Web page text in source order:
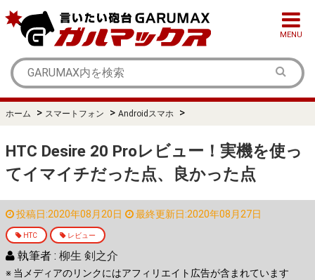
MENU
ホーム > スマートフォン > Androidスマホ >
HTC Desire 20 Proレビュー！実機を使っ
てイマイチだった点、良かった点
投稿日:2020年08月20日 最終更新日:2020年08月27日
HTC レビュー
執筆者 : 柳生 剣之介
※ 当メディアのリンクにはアフィリエイト広告が含まれています